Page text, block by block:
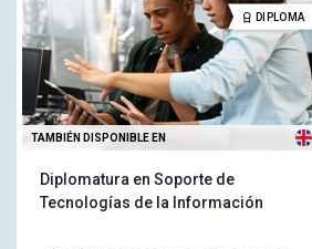
DIPLOMA
TAMBIÉN DISPONIBLE EN
Diplomatura en Soporte de
Tecnologías de la Información